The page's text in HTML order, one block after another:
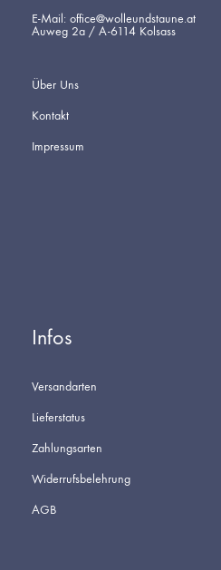
E-Mail: office@wolleundstaune.at
Auweg 2a / A-6114 Kolsass
Über Uns
Kontakt
Impressum
Infos
Versandarten
Lieferstatus
Zahlungsarten
Widerrufsbelehrung
AGB